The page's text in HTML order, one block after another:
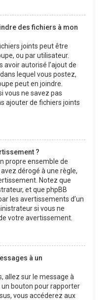
des fichiers à mon
joints peut être
ou par utilisateur.
avoir autorisé l’ajout de
lequel vous postez,
peut en joindre.
vous ne savez pas
ajouter de fichiers joints
?
propre ensemble de
dérogé à une règle,
Notez que
et que phpBB
les avertissements d’un
si vous ne
votre avertissement.
à un
allez sur le message à
bouton pour rapporter
vous accéderez aux